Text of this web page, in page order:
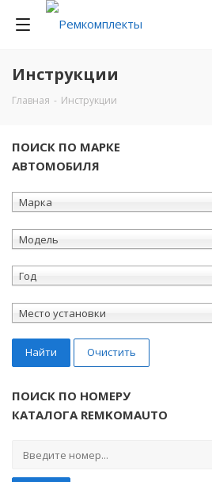
Инструкции
Главная - Инструкции
ПОИСК ПО МАРКЕ
АВТОМОБИЛЯ
Марка
Модель
Год
Место установки
Найти Очистить
ПОИСК ПО НОМЕРУ
КАТАЛОГА REMKOMAUTO